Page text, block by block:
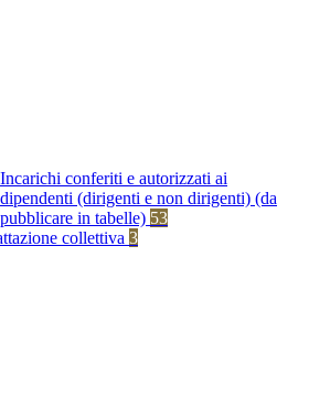
Incarichi conferiti e autorizzati ai
dipendenti (dirigenti e non dirigenti) (da
pubblicare in tabelle) 53
collettiva 3